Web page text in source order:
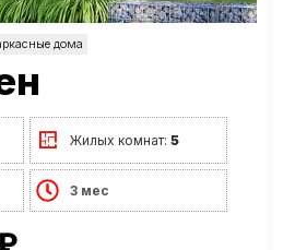
дома
Жилых комнат:5
3 мес